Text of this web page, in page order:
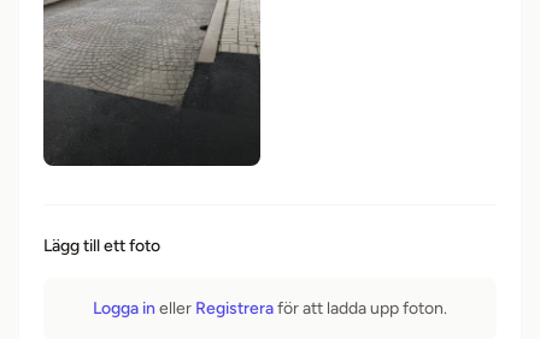
Lägg till ett foto
Logga in eller Registreraför att ladda upp foton.